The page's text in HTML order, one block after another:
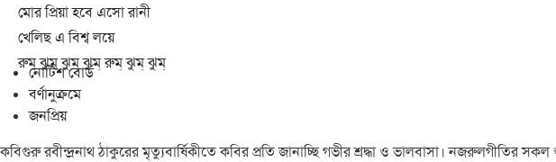
মোর প্রিয়া হবে এসো রানী
খেলিছ এ বিশ্ব লয়ে
রুম্ ঝুম্ ঝুম্ ঝুম্ রুম্ ঝুম্ ঝুম্
নোটিশ বোর্ড
বর্ণানুক্রমে
জনপ্রিয়
কবিগুরু রবীন্দ্রনাথ ঠাকুরের মৃত্যুবার্ষিকীতে কবির প্রতি জানাচ্ছি গভীর শ্রদ্ধা ও ভালবাসা। নজরুলগীতির সকল